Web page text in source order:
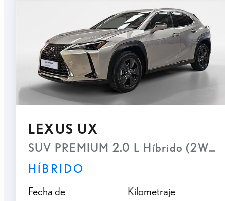
LEXUS UX
SUV PREMIUM 2.0 L Híbrido (2WD)
HÍBRIDO
Fecha de
Kilometraje